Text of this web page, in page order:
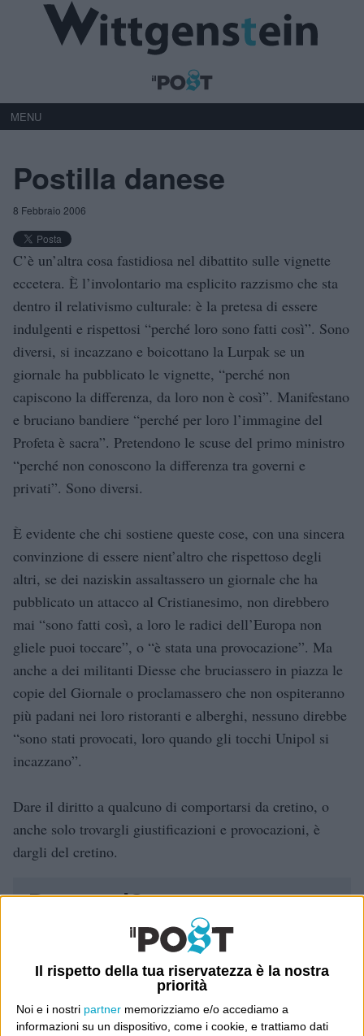
Il rispetto della tua riservatezza è la nostra
priorità
Noi e i nostri partner memorizziamo e/o accediamo a
informazioni su un dispositivo, come i cookie, e trattiamo dati
MENU
Postilla danese
8 Febbraio 2006
C’è un’altra cosa fastidiosa nel dibattito sulle vignette
eccetera. È l’involontario ma esplicito razzismo che sta
dentro il relativismo culturale: è la pretesa di essere
indulgenti e rispettosi “perché loro sono fatti così”. Sono
diversi, si incazzano e boicottano la Lurpak se un
giornale ha pubblicato le vignette, “perché non
capiscono la differenza, da loro non è così”. Manifestano
e bruciano bandiere “perché per loro l’immagine del
Profeta è sacra”. Pretendono le scuse del primo ministro
“perché non conoscono la differenza tra governi e
privati”. Sono diversi.
È evidente che chi sostiene queste cose, con una sincera
convinzione di essere nient’altro che rispettoso degli
altri, se dei naziskin assaltassero un giornale che ha
pubblicato un attacco al Cristianesimo, non direbbero
mai “sono fatti così, a loro le radici dell’Europa non
gliele puoi toccare”, o “è stata una provocazione”. Ma
anche a dei militanti Diesse che bruciassero in piazza le
copie del Giornale o proclamassero che non ospiteranno
più padani nei loro ristoranti e alberghi, nessuno direbbe
“sono stati provocati, loro quando gli tocchi Unipol si
incazzano”.
Dare il diritto a qualcuno di comportarsi da cretino, o
anche solo trovargli giustificazioni e provocazioni, è
dargli del cretino.
Dove sei?
Wittgenstein è il blog di Luca Sofri, il fondatore e
direttore editoriale del giornale online il Post. Forse
sei qui perché conosci già il Post, o forse sei
capitato qui per altri giri.